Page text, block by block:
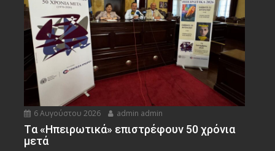
6 Αυγούστου 2026 admin admin
Tα «Ηπειρωτικά» επιστρέφουν 50 χρόνια
μετά